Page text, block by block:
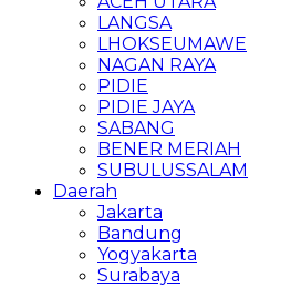
LANGSA
LHOKSEUMAWE
NAGAN RAYA
PIDIE
PIDIE JAYA
SABANG
BENER MERIAH
SUBULUSSALAM
Daerah
Jakarta
Bandung
Yogyakarta
Surabaya